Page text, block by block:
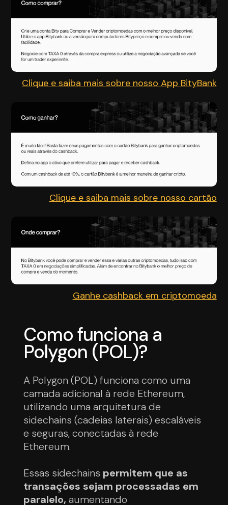
Clique e saiba mais sobre nosso App BityBank
Clique e saiba mais sobre nosso cartão
Ganhe cashback em criptomoeda
Como funciona a
Polygon (POL)?
A Polygon (POL) funciona como uma
camada adicional à rede Ethereum,
utilizando uma arquitetura de
sidechains (cadeias laterais) escaláveis
e seguras, conectadas à rede
Ethereum.
Essas sidechains permitem que as
transações sejam processadas em
paralelo, aumentando